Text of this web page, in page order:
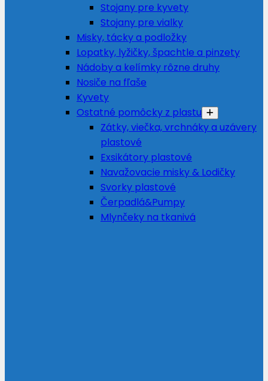
Stojany pre kyvety
Stojany pre vialky
Misky, tácky a podložky
Lopatky, lyžičky, špachtle a pinzety
Nádoby a kelímky rôzne druhy
Nosiče na fľaše
Kyvety
Ostatné pomôcky z plastu
Zátky, viečka, vrchnáky a uzávery
plastové
Exsikátory plastové
Navažovacie misky & Lodičky
Svorky plastové
Čerpadlá&Pumpy
Mlynčeky na tkanivá